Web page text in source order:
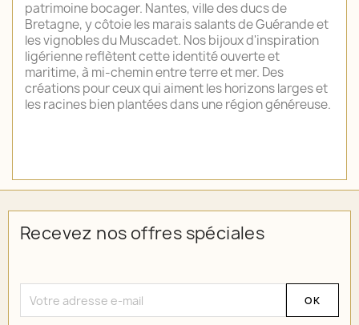
patrimoine bocager. Nantes, ville des ducs de
Bretagne, y côtoie les marais salants de Guérande et
les vignobles du Muscadet. Nos bijoux d'inspiration
ligérienne reflètent cette identité ouverte et
maritime, à mi-chemin entre terre et mer. Des
créations pour ceux qui aiment les horizons larges et
les racines bien plantées dans une région généreuse.
Recevez nos offres spéciales